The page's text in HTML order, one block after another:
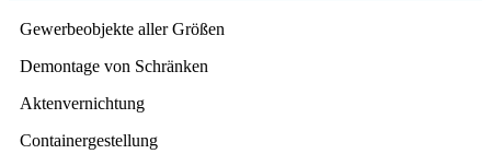
Gewerbeobjekte aller Größen
Demontage von Schränken
Aktenvernichtung
Containergestellung